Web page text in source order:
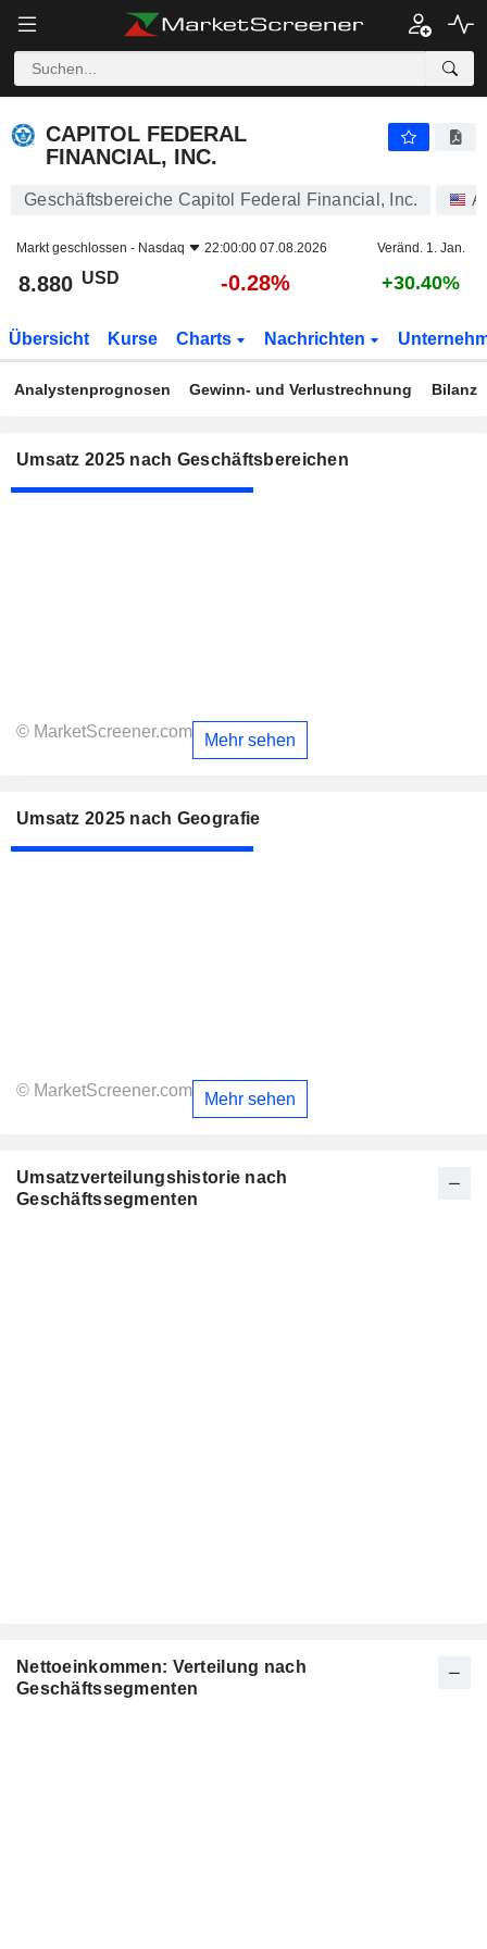
CAPITOL FEDERAL
FINANCIAL, INC.
Geschäftsbereiche Capitol Federal Financial, Inc.
Markt geschlossen - Nasdaq 22:00:00 07.08.2026 Veränd. 1. Jan.
8.880 USD -0.28% +30.40%
Übersicht Kurse Charts Nachrichten
Analystenprognosen Gewinn- und Verlustrechnung Bilanz
Umsatz 2025 nach Geschäftsbereichen
© MarketScreener.com Mehr sehen
Umsatz 2025 nach Geografie
© MarketScreener.com Mehr sehen
Umsatzverteilungshistorie nach
Geschäftssegmenten
Nettoeinkommen: Verteilung nach
Geschäftssegmenten